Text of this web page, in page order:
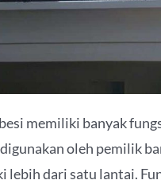
memiliki banyak
oleh pemilik
lebih dari satu lantai.